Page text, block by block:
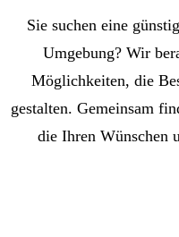
Sie suchen eine
Umgebung? Wir
Möglichkeiten, die
gestalten. Gemeinsam
die Ihren Wünschen